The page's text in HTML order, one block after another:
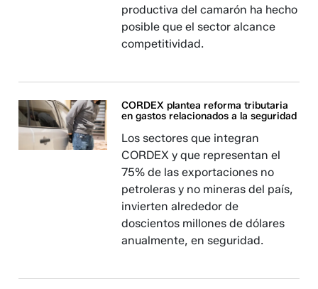
productiva del camarón ha hecho
posible que el sector alcance
competitividad.
CORDEX plantea reforma tributaria
en gastos relacionados a la seguridad
Los sectores que integran
CORDEX y que representan el
75% de las exportaciones no
petroleras y no mineras del país,
invierten alrededor de
doscientos millones de dólares
anualmente, en seguridad.